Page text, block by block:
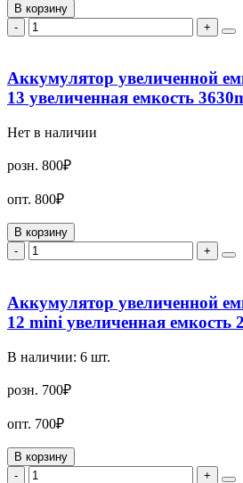
В корзину
-
+
Аккумулятор увеличенной
13 увеличенная емкость
Нет в наличии
розн. 800₽
опт. 800₽
В корзину
-
+
Аккумулятор увеличенной
12 mini увеличенная емкость
В наличии: 6 шт.
розн. 700₽
опт. 700₽
В корзину
-
+